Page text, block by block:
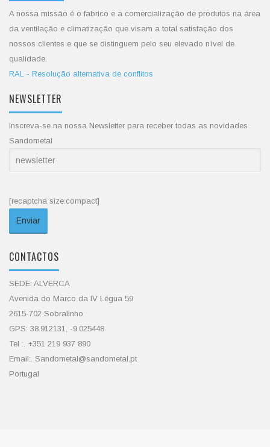
A nossa missão é o fabrico e a comercialização de produtos na área
da ventilação e climatização que visam a total satisfação dos
nossos clientes e que se distinguem pelo seu elevado nível de
qualidade.
RAL - Resolução alternativa de conflitos
NEWSLETTER
Inscreva-se na nossa Newsletter para receber todas as novidades
Sandometal
[recaptcha size:compact]
CONTACTOS
SEDE: ALVERCA
Avenida do Marco da IV Légua 59
2615-702 Sobralinho
GPS: 38.912131, -9.025448
Tel :. +351 219 937 890
Email:. Sandometal@sandometal.pt
Portugal